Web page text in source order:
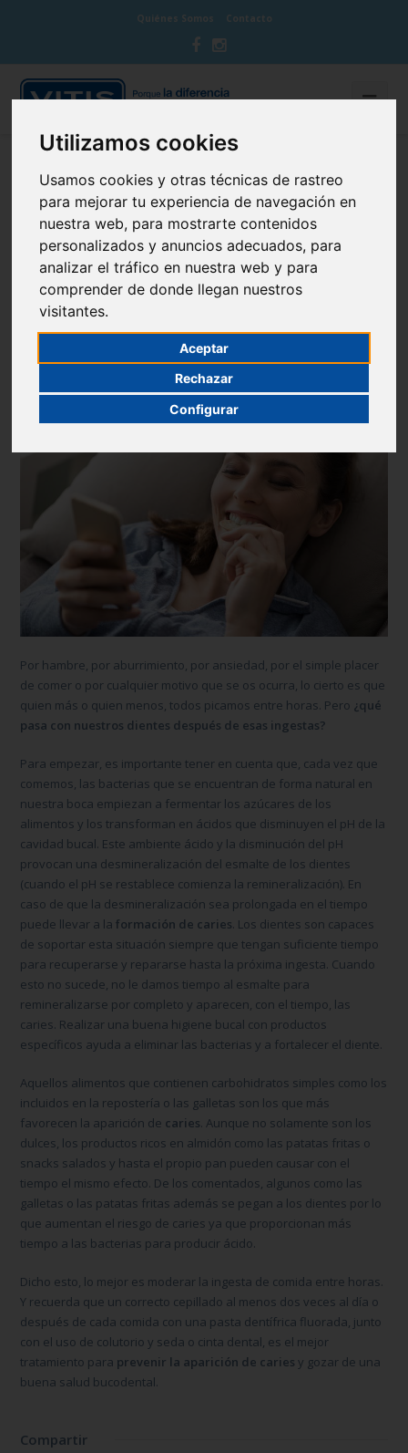
Utilizamos cookies
Usamos cookies y otras técnicas de rastreo
para mejorar tu experiencia de navegación en
nuestra web, para mostrarte contenidos
personalizados y anuncios adecuados, para
analizar el tráfico en nuestra web y para
comprender de donde llegan nuestros
visitantes.
Aceptar
Rechazar
Configurar
Quiénes Somos Contacto
BLOG CUIDA TU BOCA
¿Cómo afecta el picar entre horas a
nuestros dientes?
2 de March de 2017 Cepillado dental
Por hambre, por aburrimiento, por ansiedad, por el simple placer
de comer o por cualquier motivo que se os ocurra, lo cierto es que
quien más o quien menos, todos picamos entre horas. Pero ¿qué
pasa con nuestros dientes después de esas ingestas?
Para empezar, es importante tener en cuenta que, cada vez que
comemos, las bacterias que se encuentran de forma natural en
nuestra boca empiezan a fermentar los azúcares de los
alimentos y los transforman en ácidos que disminuyen el pH de la
cavidad bucal. Este ambiente ácido y la disminución del pH
provocan una desmineralización del esmalte de los dientes
(cuando el pH se restablece comienza la remineralización). En
caso de que la desmineralización sea prolongada en el tiempo
puede llevar a laformación de caries. Los dientes son capaces
de soportar esta situación siempre que tengan suficiente tiempo
para recuperarse y repararse hasta la próxima ingesta. Cuando
esto no sucede, no le damos tiempo al esmalte para
remineralizarse por completo y aparecen, con el tiempo, las
caries. Realizar una buena higiene bucal con productos
específicos ayuda a eliminar las bacterias y a fortalecer el diente.
Aquellos alimentos que contienen carbohidratos simples como los
incluidos en la repostería o las galletas son los que más
favorecen la aparición de caries. Aunque no solamente son los
dulces, los productos ricos en almidón como las patatas fritas o
snacks salados y hasta el propio pan pueden causar con el
tiempo el mismo efecto. De los comentados, algunos como las
galletas o las patatas fritas además se pegan a los dientes por lo
que aumentan el riesgo de caries ya que proporcionan más
tiempo a las bacterias para producir ácido.
Dicho esto, lo mejor es moderar la ingesta de comida entre horas.
Y recuerda que un correcto cepillado al menos dos veces al día o
después de cada comida con una pasta dentífrica fluorada, junto
con el uso de colutorio y seda o cinta dental, es el mejor
tratamiento para prevenir la aparición de caries y gozar de una
buena salud bucodental.
Compartir